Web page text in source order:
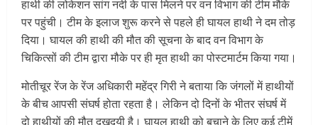
हाथी की लोकेशन सांग नदी के पास मिलने पर वन विभाग की टीम मौके
पर पहुंची। टीम के इलाज शुरू करने से पहले ही घायल हाथी ने दम तोड़
दिया। घायल की हाथी की मौत की सूचना के बाद वन विभाग के
चिकित्सों की टीम द्वारा मौके पर ही मृत हाथी का पोस्टमार्टम किया गया।
मोतीचूर रेंज के रेंज अधिकारी महेंद्र गिरी ने बताया कि जंगलों में हाथीयों
के बीच आपसी संघर्ष होता रहता है। लेकिन दो दिनों के भीतर संघर्ष में
दो हाथीयों की मौत दुखदयी है। घायल हाथी को बचाने के लिए कई टीमें